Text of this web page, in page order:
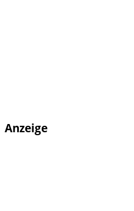
Anzeige